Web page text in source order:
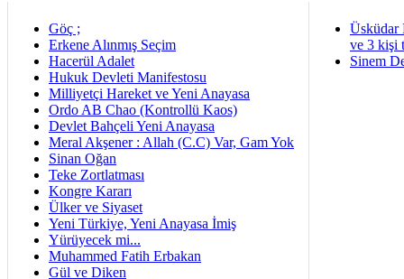
Göç ;
Erkene Alınmış Seçim
Hacerül Adalet
Hukuk Devleti Manifestosu
Milliyetçi Hareket ve Yeni Anayasa
Ordo AB Chao (Kontrollü Kaos)
Devlet Bahçeli Yeni Anayasa
Meral Akşener : Allah (C.C) Var, Gam Yok
Sinan Oğan
Teke Zortlatması
Kongre Kararı
Ülker ve Siyaset
Yeni Türkiye, Yeni Anayasa İmiş
Yürüyecek mi...
Muhammed Fatih Erbakan
Gül ve Diken
Üsküdar
ve 3 kişi
Sinem